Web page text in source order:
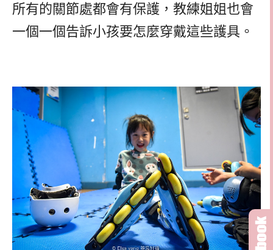
所有的關節處都會有保護，教練姐姐也會
一個一個告訴小孩要怎麼穿戴這些護具。